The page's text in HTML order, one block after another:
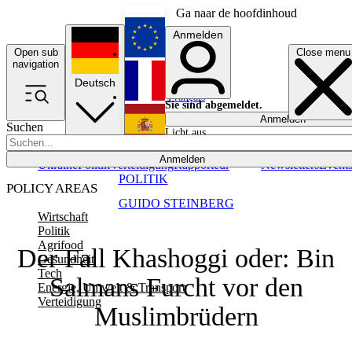
Ga naar de hoofdinhoud
Open sub
navigation
Close menu
Suchen
Anmelden
POLICY AREAS
Wirtschaft
Politik
Agrifood
Gesundheit
Tech
Energie, Umwelt & Transport
Verteidigung
UkrainePolitikVerteidigungRapporteur NewslettersEvents
Deutsch
English
Français
Anmelden
Sie sind abgemeldet.
Anmelden
Licht aus
Der Fall Khashoggi oder: Bin
Salmans Furcht vor den
Muslimbrüdern
GUIDO STEINBERG
POLITIK